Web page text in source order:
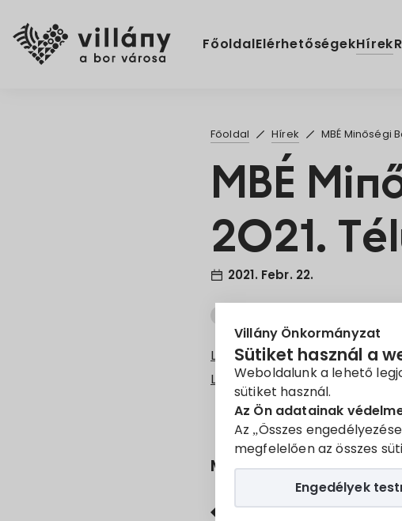
Villány Önkormányzat
Sütiket használ a
Weboldalunk a lehető
sütiket használ.
Az Ön adatainak
Az „Összes
megfelelően az összes
Engedélyek
FőoldalElérhetőségekHírek
Főoldal Hírek MBÉ Minőségi
MBÉ
2021.
2021. Febr. 22.
Letöltés (teljes szám)
Letöltés (cikk)
Megosztás
Facebook